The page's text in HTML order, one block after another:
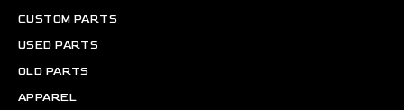
CUSTOM PARTS
USED PARTS
OLD PARTS
APPAREL